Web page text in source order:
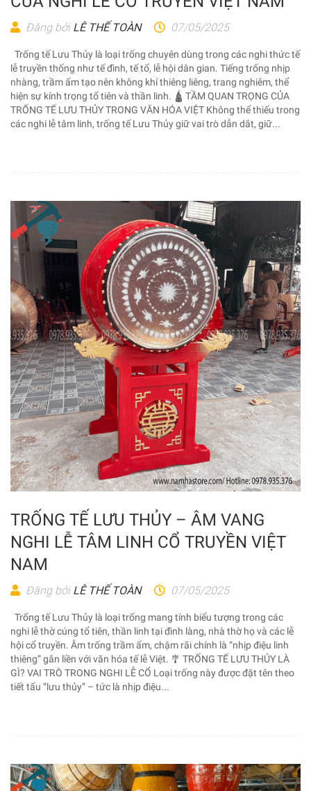
Đăng bởi LÊ THẾ TOÀN 07/05/2025
Trống tế Lưu Thủy là loại trống chuyên dùng trong các nghi thức tế
lễ truyền thống như tế đình, tế tổ, lễ hội dân gian. Tiếng trống nhịp
nhàng, trầm ấm tạo nên không khí thiêng liêng, trang nghiêm, thể
hiện sự kính trọng tổ tiên và thần linh. 🛕 TẦM QUAN TRỌNG CỦA
TRỐNG TẾ LƯU THỦY TRONG VĂN HÓA VIỆT Không thể thiếu trong
các nghi lễ tâm linh, trống tế Lưu Thủy giữ vai trò dẫn dắt, giữ...
TRỐNG TẾ LƯU THỦY – ÂM VANG
NGHI LỄ TÂM LINH CỔ TRUYỀN VIỆT
NAM
Đăng bởi LÊ THẾ TOÀN 07/05/2025
Trống tế Lưu Thủy là loại trống mang tính biểu tượng trong các
nghi lễ thờ cúng tổ tiên, thần linh tại đình làng, nhà thờ họ và các lễ
hội cổ truyền. Âm trống trầm ấm, chậm rãi chính là “nhịp điệu linh
thiêng” gắn liền với văn hóa tế lễ Việt. 🎐 TRỐNG TẾ LƯU THỦY LÀ
GÌ? VAI TRÒ TRONG NGHI LỄ CỔ Loại trống này được đặt tên theo
tiết tấu “lưu thủy” – tức là nhịp điệu...